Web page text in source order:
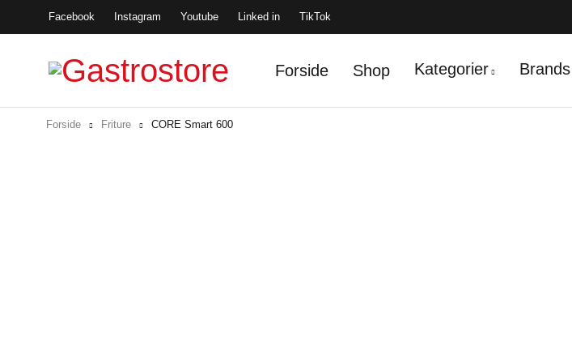
Facebook Instagram Youtube Linked in TikTok
Forside Shop Kategorier Brands
Forside Friture CORE Smart 600